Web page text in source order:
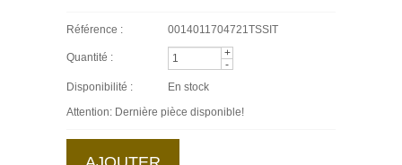
Référence : 0014011704721TSSIT
Quantité :
+
-
Disponibilité :
En stock
Attention: Dernière pièce disponible!